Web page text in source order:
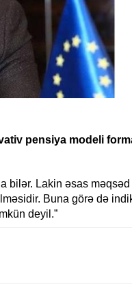
pensiya modeli
Lakin əsas məqsəd
Buna görə də
deyil.”